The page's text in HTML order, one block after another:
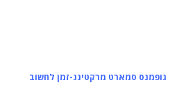
גופמנס סמארט מרקטינג-זמן לחשוב